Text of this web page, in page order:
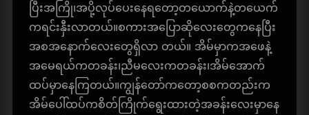
ပြီးအကြို၊အပို့လုပ်ပေးနေရတော့တယောက်နဲ့တယေက်
ကရင်းနှီးလာတယ်။စကားအပြောဆိုလေးတွေကနေပြီး
အစအနောက်လေးတွေရှိလာ တယ်။ အိမ်မှာကအဖေနဲ့
အမေရယ်ကတခန်း၊ညီမလေးကတခန်း၊အိမ်အောက်
ထပ်မှာနေကြတယ်။ကျွန်တော်ကတော့စစကတည်းက
အိမ်ပေါ်ထပ်ကစိတ်ကြိုက်ရွေးထားတဲ့အခန်းလေးမှာနေ